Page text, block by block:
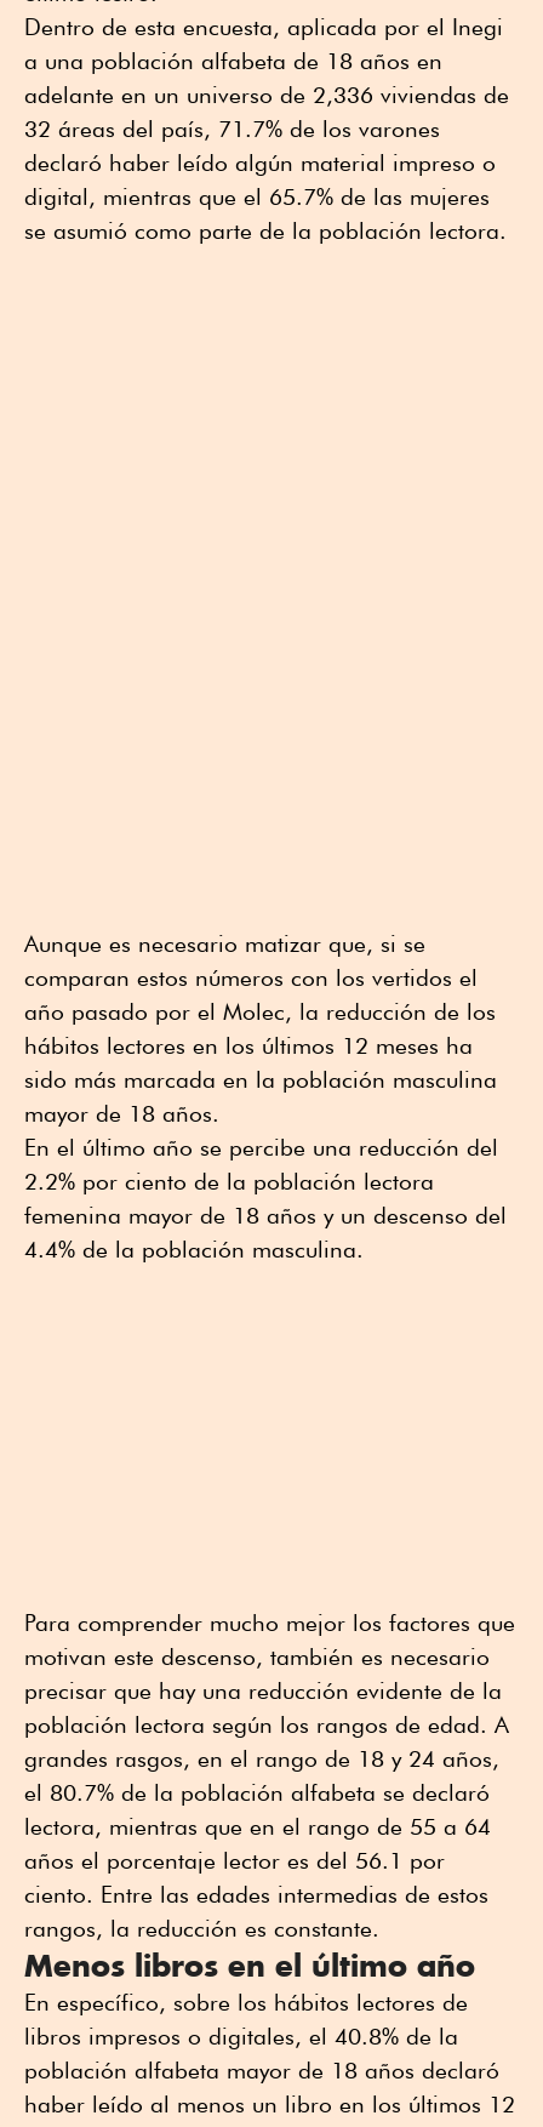
Dentro de esta encuesta, aplicada por el Inegi
a una población alfabeta de 18 años en
adelante en un universo de 2,336 viviendas de
32 áreas del país, 71.7% de los varones
declaró haber leído algún material impreso o
digital, mientras que el 65.7% de las mujeres
se asumió como parte de la población lectora.
Aunque es necesario matizar que, si se
comparan estos números con los vertidos el
año pasado por el Molec, la reducción de los
hábitos lectores en los últimos 12 meses ha
sido más marcada en la población masculina
mayor de 18 años.
En el último año se percibe una reducción del
2.2% por ciento de la población lectora
femenina mayor de 18 años y un descenso del
4.4% de la población masculina.
Para comprender mucho mejor los factores que
motivan este descenso, también es necesario
precisar que hay una reducción evidente de la
población lectora según los rangos de edad. A
grandes rasgos, en el rango de 18 y 24 años,
el 80.7% de la población alfabeta se declaró
lectora, mientras que en el rango de 55 a 64
años el porcentaje lector es del 56.1 por
ciento. Entre las edades intermedias de estos
rangos, la reducción es constante.
Menos libros en el último año
En específico, sobre los hábitos lectores de
libros impresos o digitales, el 40.8% de la
población alfabeta mayor de 18 años declaró
haber leído al menos un libro en los últimos 12